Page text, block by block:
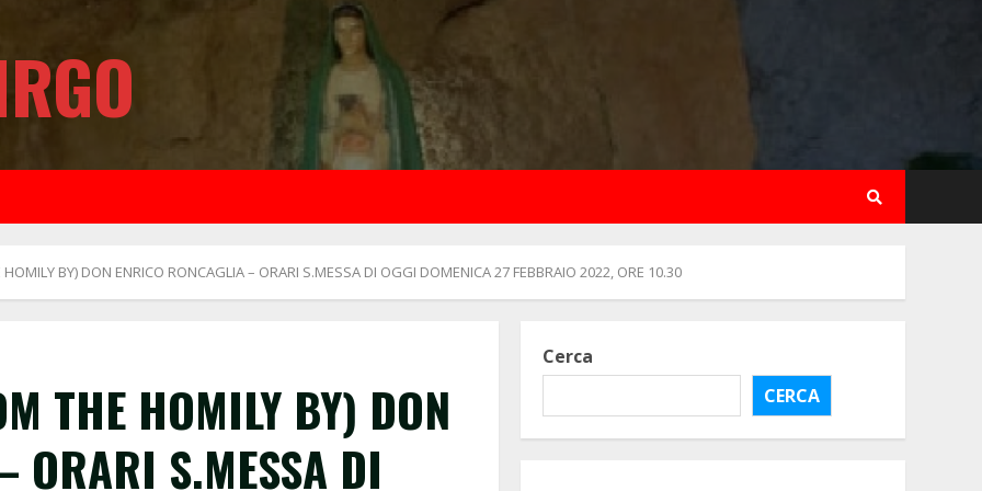
HOMILY BY) DON ENRICO RONCAGLIA – ORARI S.MESSA DI OGGI DOMENICA 27 FEBBRAIO 2022, ORE 10.30
THE HOMILY BY) DON
ORARI S.MESSA DI
Cerca
CERCA